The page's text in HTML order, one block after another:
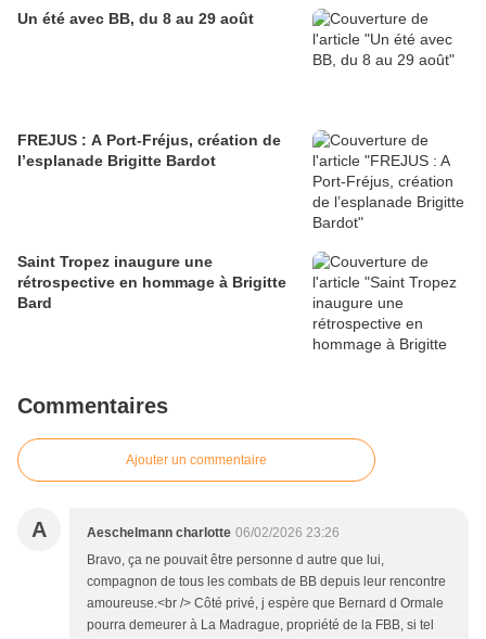
Un été avec BB, du 8 au 29 août
FREJUS : A Port-Fréjus, création de
l’esplanade Brigitte Bardot
Saint Tropez inaugure une
rétrospective en hommage à Brigitte
Bard
Commentaires
Ajouter un commentaire
A Aeschelmann charlotte 06/02/2026 23:26
Bravo, ça ne pouvait être personne d autre que lui,
compagnon de tous les combats de BB depuis leur rencontre
amoureuse.<br /> Côté privé, j espère que Bernard d Ormale
pourra demeurer à La Madrague, propriété de la FBB, si tel